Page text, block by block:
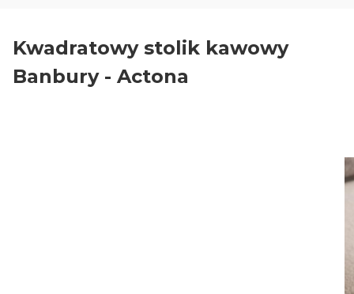
Kwadratowy stolik kawowy
Banbury - Actona